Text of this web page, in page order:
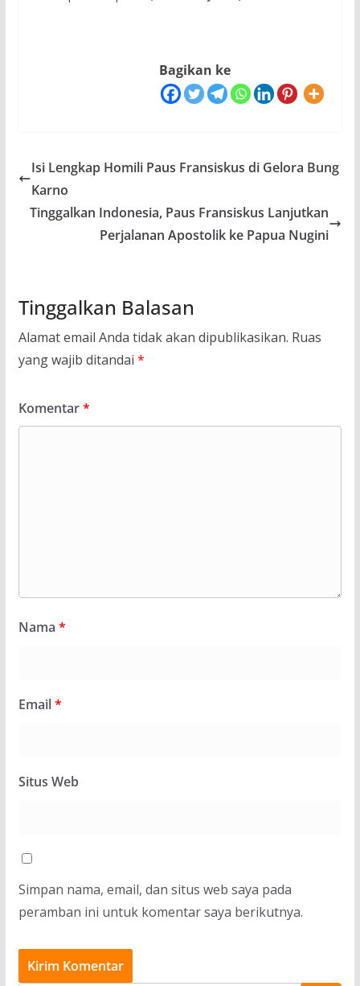
Bagikan ke
Isi Lengkap Homili Paus Fransiskus di Gelora Bung
Karno
Tinggalkan Indonesia, Paus Fransiskus Lanjutkan
Perjalanan Apostolik ke Papua Nugini
Tinggalkan Balasan
Alamat email Anda tidak akan dipublikasikan. Ruas
yang wajib ditandai *
Komentar*
Nama *
Email*
Situs Web
Simpan nama, email, dan situs web saya pada
peramban ini untuk komentar saya berikutnya.